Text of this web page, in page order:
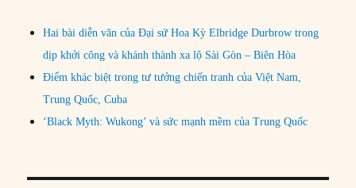
Hai bài diễn văn của Đại sứ Hoa Kỳ Elbridge Durbrow trong
dịp khởi công và khánh thành xa lộ Sài Gòn – Biên Hòa
Điểm khác biệt trong tư tưởng chiến tranh của Việt Nam,
Trung Quốc, Cuba
‘Black Myth: Wukong’ và sức mạnh mềm của Trung Quốc